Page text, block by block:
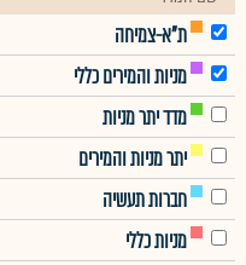
ת"א-צמיחה
מניות והמירים כללי
מדד יתר מניות
יתר מניות והמירים
חברות תעשיה
מניות כללי